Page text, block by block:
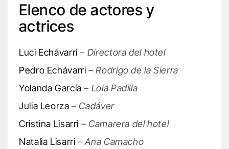
Elenco de actores y
actrices
Luci Echávarri – Directora del hotel
Pedro Echávarri – Rodrigo de la Sierra
Yolanda García – Lola Padilla
Julia Leorza – Cadáver
Cristina Lisarri – Camarera del hotel
Natalia Lisarri – Ana Camacho